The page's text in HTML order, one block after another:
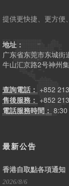
提供更快捷、更方便
地址：
广东省东莞市东城街
牛山汇京路2号神州
查詢電話： +852
售後服務： +852
電話服務時間：
最新公告
香港自取點各項通知
2026/8/6